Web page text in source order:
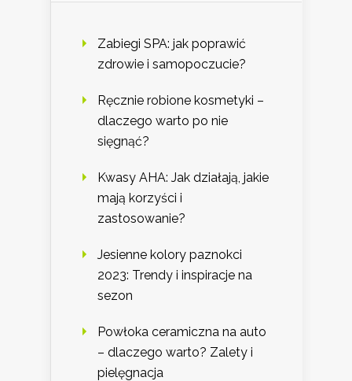
Zabiegi SPA: jak poprawić
zdrowie i samopoczucie?
Ręcznie robione kosmetyki –
dlaczego warto po nie
sięgnąć?
Kwasy AHA: Jak działają, jakie
mają korzyści i
zastosowanie?
Jesienne kolory paznokci
2023: Trendy i inspiracje na
sezon
Powłoka ceramiczna na auto
– dlaczego warto? Zalety i
pielęgnacja